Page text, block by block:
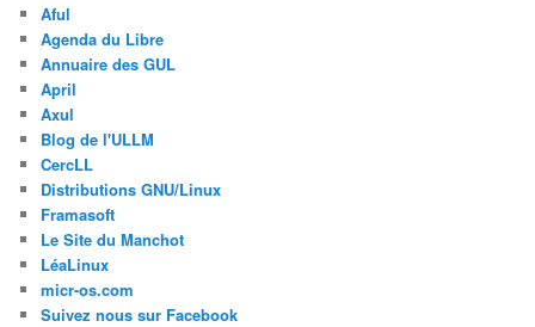
Aful
Agenda du Libre
Annuaire des GUL
April
Axul
Blog de l'ULLM
CercLL
Distributions GNU/Linux
Framasoft
Le Site du Manchot
LéaLinux
micr-os.com
Suivez nous sur Facebook